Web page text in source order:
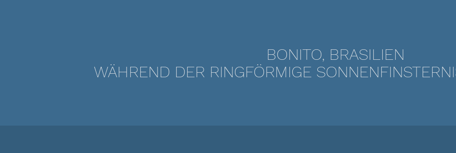
BONITO, BRASILIEN
WÄHREND DER RINGFÖRMIGE